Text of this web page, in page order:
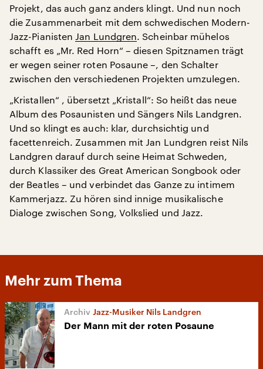
Projekt, das auch ganz anders klingt. Und nun noch
die Zusammenarbeit mit dem schwedischen Modern-
Jazz-PianistenJan Lundgren. Scheinbar mühelos
schafft es „Mr. Red Horn“ – diesen Spitznamen trägt
er wegen seiner roten Posaune –, den Schalter
zwischen den verschiedenen Projekten umzulegen.
„Kristallen“ , übersetzt „Kristall“: So heißt das neue
Album des Posaunisten und Sängers Nils Landgren.
Und so klingt es auch: klar, durchsichtig und
facettenreich. Zusammen mit Jan Lundgren reist Nils
Landgren darauf durch seine Heimat Schweden,
durch Klassiker des Great American Songbook oder
der Beatles – und verbindet das Ganze zu intimem
Kammerjazz. Zu hören sind innige musikalische
Dialoge zwischen Song, Volkslied und Jazz.
Mehr zum Thema
Jazz-Musiker Nils Landgren
Der Mann mit der roten Posaune